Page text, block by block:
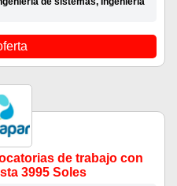
de trabajo con
3995 Soles